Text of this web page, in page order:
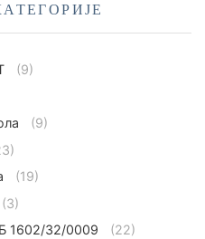
(9)
(9)
(19)
(3)
1602/32/0009
(22)